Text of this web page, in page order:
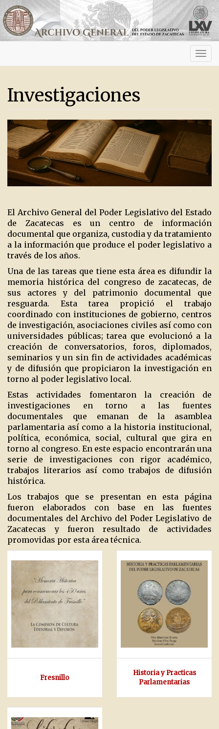
Investigaciones
El Archivo General del Poder Legislativo del Estado
de Zacatecas es un centro de información
documental que organiza, custodia y da tratamiento
a la información que produce el poder legislativo a
través de los años.
Una de las tareas que tiene esta área es difundir la
memoria histórica del congreso de zacatecas, de
sus actores y del patrimonio documental que
resguarda. Esta tarea propició el trabajo
coordinado con instituciones de gobierno, centros
de investigación, asociaciones civiles así como con
universidades públicas; tarea que evolucionó a la
creación de conversatorios, foros, diplomados,
seminarios y un sin fin de actividades académicas
y de difusión que propiciaron la investigación en
torno al poder legislativo local.
Estas actividades fomentaron la creación de
investigaciones en torno a las fuentes
documentales que emanan de la asamblea
parlamentaria así como a la historia institucional,
política, económica, social, cultural que gira en
torno al congreso. En este espacio encontrarán una
serie de investigaciones con rigor académico,
trabajos literarios así como trabajos de difusión
histórica.
Los trabajos que se presentan en esta página
fueron elaborados con base en las fuentes
documentales del Archivo del Poder Legislativo de
Zacatecas y fueron resultado de actividades
promovidas por esta área técnica.
Fresnillo
Historia y Practicas
Parlamentarias